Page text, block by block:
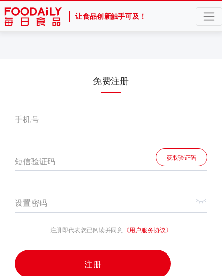
让食品创新触手可及！
免费注册
手机号
短信验证码 获取验证码
设置密码
注册即代表您已阅读并同意 《用户服务协议》
注册